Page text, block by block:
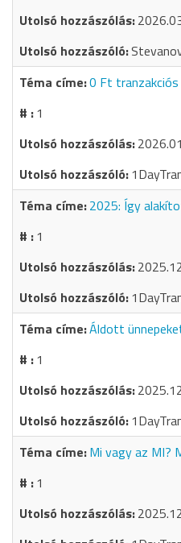
0 Ft tranzakciós
1
2025: Így
1
Áldott
1
Mi vagy az MI?
1